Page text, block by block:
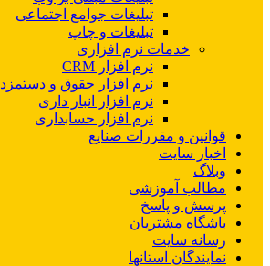
تبلیغات جوامع اجتماعی
تبلیغات و چاپ
خدمات نرم افزاری
نرم افزار CRM
نرم افزار حقوق و دستمزد
نرم افزار انبار داری
نرم افزار حسابداری
قوانین و مقررات صنایع
اخبار سایت
وبلاگ
مطالب آموزشی
پرسش و پاسخ
باشگاه مشتریان
رسانه سایت
نمایندگان استانها